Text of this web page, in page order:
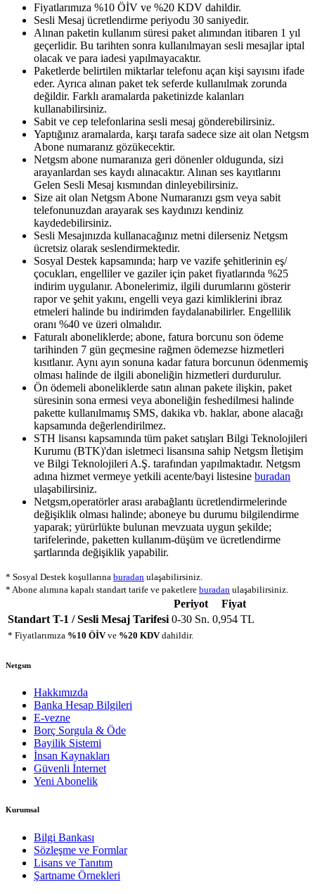
Fiyatlarımıza %10 ÖİV ve %20 KDV dahildir.
Sesli Mesaj ücretlendirme periyodu 30 saniyedir.
Alınan paketin kullanım süresi paket alımından itibaren 1 yıl
geçerlidir. Bu tarihten sonra kullanılmayan sesli mesajlar iptal
olacak ve para iadesi yapılmayacaktır.
Paketlerde belirtilen miktarlar telefonu açan kişi sayısını ifade
eder. Ayrıca alınan paket tek seferde kullanılmak zorunda
değildir. Farklı aramalarda paketinizde kalanları
kullanabilirsiniz.
Sabit ve cep telefonlarina sesli mesaj gönderebilirsiniz.
Yaptığınız aramalarda, karşı tarafa sadece size ait olan Netgsm
Abone numaranız gözükecektir.
Netgsm abone numaranıza geri dönenler oldugunda, sizi
arayanlardan ses kaydı alınacaktır. Alınan ses kayıtlarını
Gelen Sesli Mesaj kısmından dinleyebilirsiniz.
Size ait olan Netgsm Abone Numaranızı gsm veya sabit
telefonunuzdan arayarak ses kaydınızı kendiniz
kaydedebilirsiniz.
Sesli Mesajınızda kullanacağınız metni dilerseniz Netgsm
ücretsiz olarak seslendirmektedir.
Sosyal Destek kapsamında; harp ve vazife şehitlerinin eş/
çocukları, engelliler ve gaziler için paket fiyatlarında %25
indirim uygulanır. Abonelerimiz, ilgili durumlarını gösterir
rapor ve şehit yakını, engelli veya gazi kimliklerini ibraz
etmeleri halinde bu indirimden faydalanabilirler. Engellilik
oranı %40 ve üzeri olmalıdır.
Faturalı aboneliklerde; abone, fatura borcunu son ödeme
tarihinden 7 gün geçmesine rağmen ödemezse hizmetleri
kısıtlanır. Aynı ayın sonuna kadar fatura borcunun ödenmemiş
olması halinde de ilgili aboneliğin hizmetleri durdurulur.
Ön ödemeli aboneliklerde satın alınan pakete ilişkin, paket
süresinin sona ermesi veya aboneliğin feshedilmesi halinde
pakette kullanılmamış SMS, dakika vb. haklar, abone alacağı
kapsamında değerlendirilmez.
STH lisansı kapsamında tüm paket satışları Bilgi Teknolojileri
Kurumu (BTK)'dan isletmeci lisansına sahip Netgsm İletişim
ve Bilgi Teknolojileri A.Ş. tarafından yapılmaktadır. Netgsm
adına hizmet vermeye yetkili acente/bayi listesine buradan
ulaşabilirsiniz.
Netgsm,operatörler arası arabağlantı ücretlendirmelerinde
değişiklik olması halinde; aboneye bu durumu bilgilendirme
yaparak; yürürlükte bulunan mevzuata uygun şekilde;
tarifelerinde, paketten kullanım-düşüm ve ücretlendirme
şartlarında değişiklik yapabilir.
* Sosyal Destek koşullarına buradan ulaşabilirsiniz.
* Abone alımına kapalı standart tarife ve paketlere buradan ulaşabilirsiniz.
Periyot
Fiyat
Standart T-1 / Sesli Mesaj Tarifesi 0-30 Sn. 0,954 TL
* Fiyatlarımıza %10 ÖİVve %20 KDVdahildir.
Netgsm
Hakkımızda
Banka Hesap Bilgileri
E-vezne
Borç Sorgula & Öde
Bayilik Sistemi
İnsan Kaynakları
Güvenli İnternet
Yeni Abonelik
Kurumsal
Bilgi Bankası
Sözleşme ve Formlar
Lisans ve Tanıtım
Şartname Örnekleri